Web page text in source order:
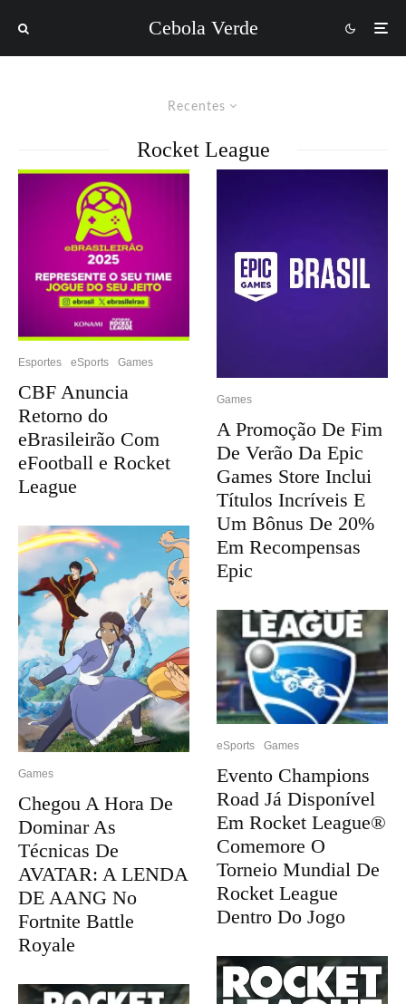
Cebola Verde
Recentes
Rocket League
Esportes eSports Games
CBF Anuncia
Retorno do
eBrasileirão Com
eFootball e Rocket
League
Games
Chegou A Hora De
Dominar As
Técnicas De
AVATAR: A LENDA
DE AANG No
Fortnite Battle
Royale
Games
A Promoção De Fim
De Verão Da Epic
Games Store Inclui
Títulos Incríveis E
Um Bônus De 20%
Em Recompensas
Epic
eSports Games
Evento Champions
Road Já Disponível
Em Rocket League®
Comemore O
Torneio Mundial De
Rocket League
Dentro Do Jogo